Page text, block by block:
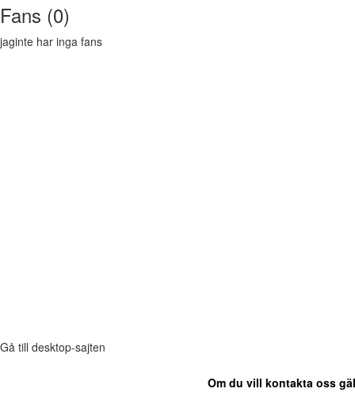
Fans (0)
jaginte har inga fans
Gå till desktop-sajten
Om du vill kontakta oss